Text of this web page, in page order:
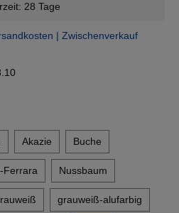
28 Tage
| Zwischenverkauf
Akazie Buche
Ferrara Nussbaum
grauweiß-alufarbig